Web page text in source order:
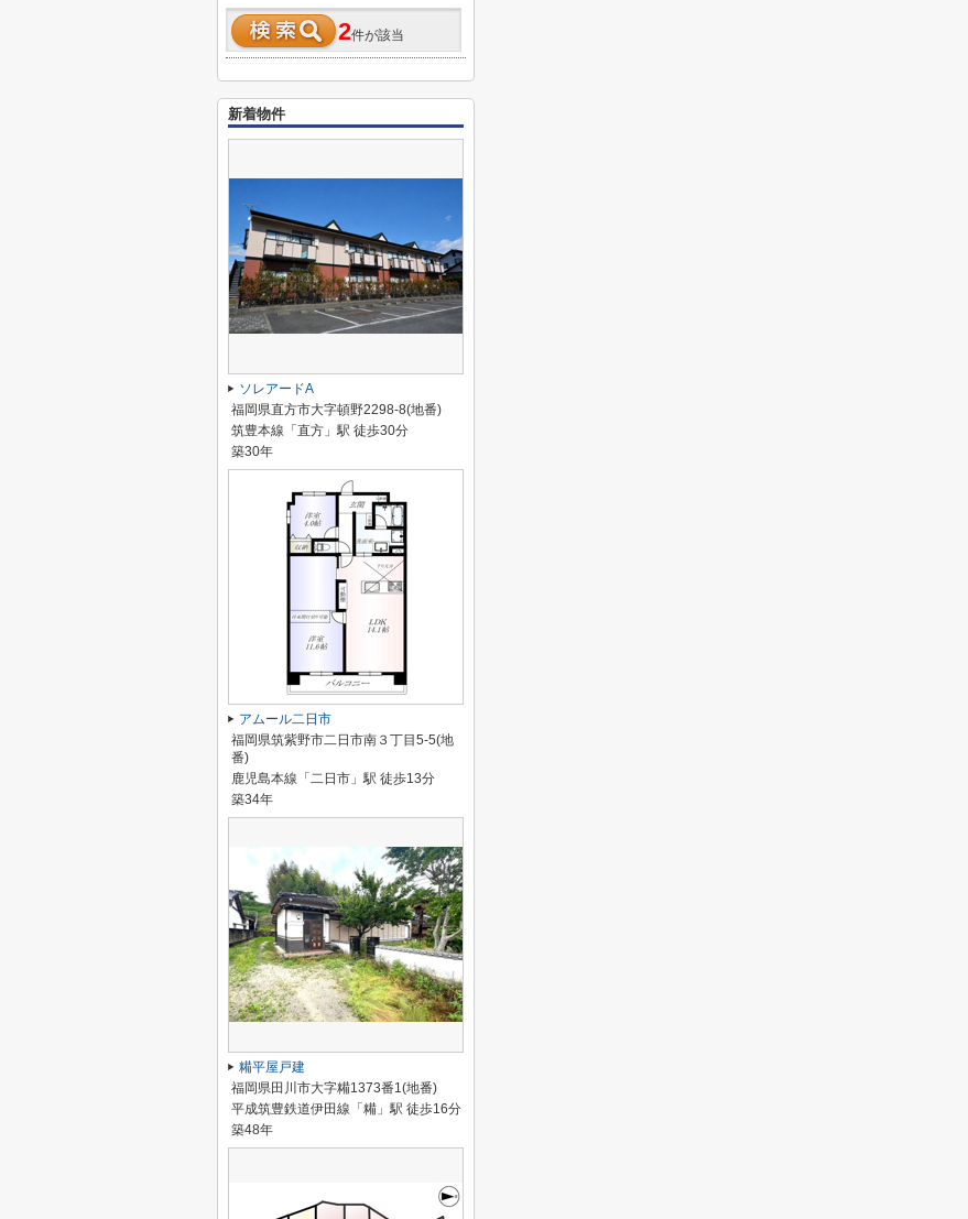
2件が該当
新着物件
ソレアードA
福岡県直方市大字頓野2298-8(地番)
筑豊本線「直方」駅 徒歩30分
築30年
アムール二日市
福岡県筑紫野市二日市南３丁目5-5(地
番)
鹿児島本線「二日市」駅 徒歩13分
築34年
糒平屋戸建
福岡県田川市大字糒1373番1(地番)
平成筑豊鉄道伊田線「糒」駅 徒歩16分
築48年